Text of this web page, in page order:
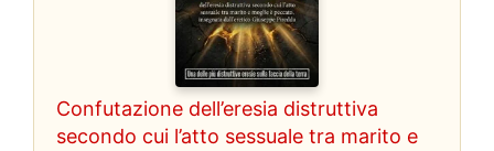
Confutazione dell’eresia distruttiva
secondo cui l’atto sessuale tra marito e